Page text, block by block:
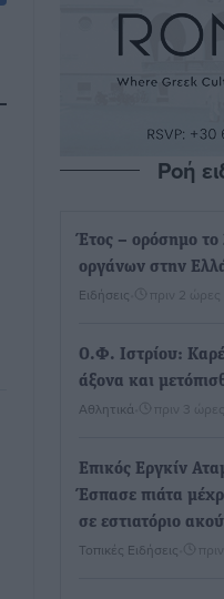
Ροή
Έτος – ορόσημο το
οργάνων στην
Ειδήσεις πριν 2 ώρες
Ο.Φ. Ιστρίου:
άξονα και
Αθλητικά πριν 3 ώρες
Επικός Εργκίν
Έσπασε πιάτα
σε εστιατόριο
Τοπικές Ειδήσεις